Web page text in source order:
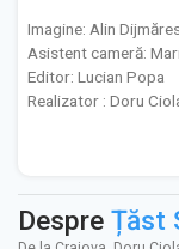
Imagine: Alin
Asistent cameră:
Editor: Lucian Popa
Realizator : Doru
Despre Țăst